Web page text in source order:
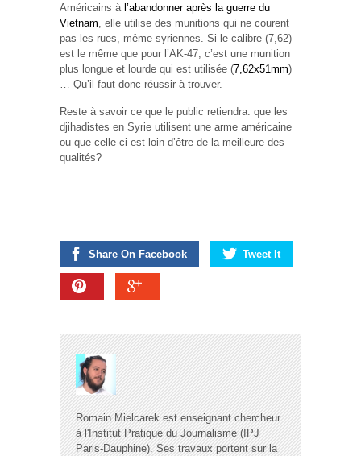
Américains à l’abandonner après la guerre du
Vietnam , elle utilise des munitions qui ne courent
pas les rues, même syriennes. Si le calibre (7,62)
est le même que pour l’AK-47, c’est une munition
plus longue et lourde qui est utilisée (7,62x51mm)
… Qu’il faut donc réussir à trouver.
Reste à savoir ce que le public retiendra: que les
djihadistes en Syrie utilisent une arme américaine
ou que celle-ci est loin d’être de la meilleure des
qualités?
Share On Facebook Tweet It
Romain Mielcarek est enseignant chercheur
à l'Institut Pratique du Journalisme (IPJ
Paris-Dauphine). Ses travaux portent sur la